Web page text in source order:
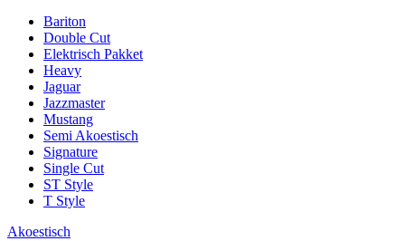
Bariton
Double Cut
Elektrisch Pakket
Heavy
Jaguar
Jazzmaster
Mustang
Semi Akoestisch
Signature
Single Cut
ST Style
T Style
Akoestisch